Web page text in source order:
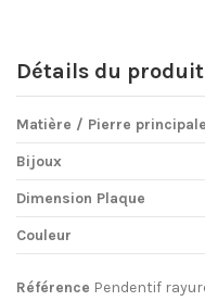
Détails du produit
Matière / Pierre principale
Bijoux
Dimension Plaque
Couleur
Référence Pendentif